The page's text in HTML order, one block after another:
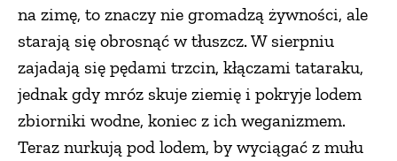
na zimę, to znaczy nie gromadzą żywności, ale
starają się obrosnąć w tłuszcz. W sierpniu
zajadają się pędami trzcin, kłączami tataraku,
jednak gdy mróz skuje ziemię i pokryje lodem
zbiorniki wodne, koniec z ich weganizmem.
Teraz nurkują pod lodem, by wyciągać z mułu